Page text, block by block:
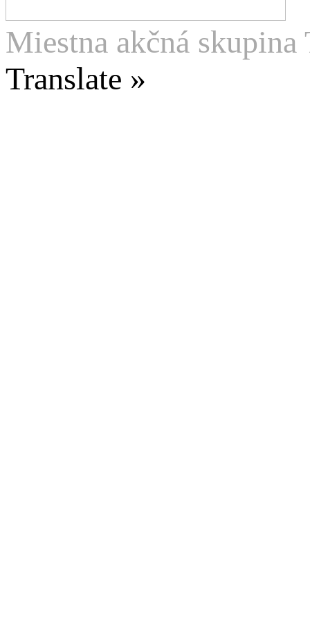
Miestna akčná skupina
Translate »